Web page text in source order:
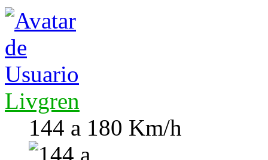
Livgren
144 a 180 Km/h